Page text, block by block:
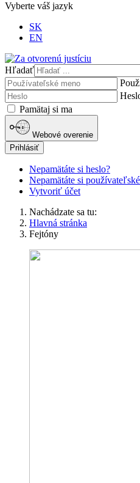
Vyberte váš jazyk
SK
EN
Hľadať
Pamätaj si ma
Webové overenie
Prihlásiť
Nepamätáte si heslo?
Nepamätáte si
Vytvoriť účet
Nachádzate sa tu:
Hlavná stránka
Fejtóny